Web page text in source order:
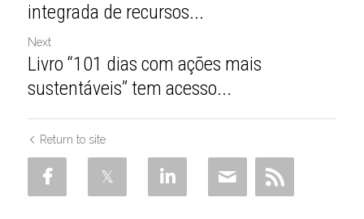
integrada de recursos...
Next
Livro “101 dias com ações mais
sustentáveis” tem acesso...
Return to site